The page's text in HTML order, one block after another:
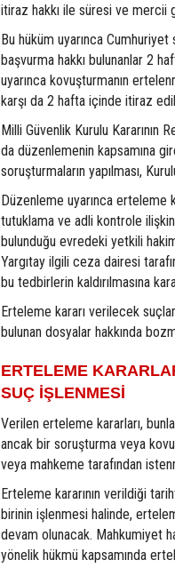
itiraz hakkı ile süresi ve mercii
Bu hüküm uyarınca Cumhuriyet
başvurma hakkı bulunanlar 2
uyarınca kovuşturmanın
karşı da 2 hafta içinde itiraz
Milli Güvenlik Kurulu Kararının
da düzenlemenin kapsamına
soruşturmaların yapılması,
Düzenleme uyarınca erteleme
tutuklama ve adli kontrole
bulunduğu evredeki yetkili
Yargıtay ilgili ceza dairesi
bu tedbirlerin kaldırılmasına
Erteleme kararı verilecek
bulunan dosyalar hakkında
ERTELEME
SUÇ İŞLENMESİ
Verilen erteleme kararları,
ancak bir soruşturma veya
veya mahkeme tarafından
Erteleme kararının verildiği
birinin işlenmesi halinde,
devam olunacak. Mahkumiyet
yönelik hükmü kapsamında